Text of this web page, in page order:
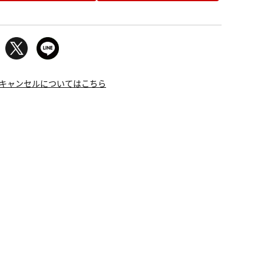
ャンセルについてはこちら